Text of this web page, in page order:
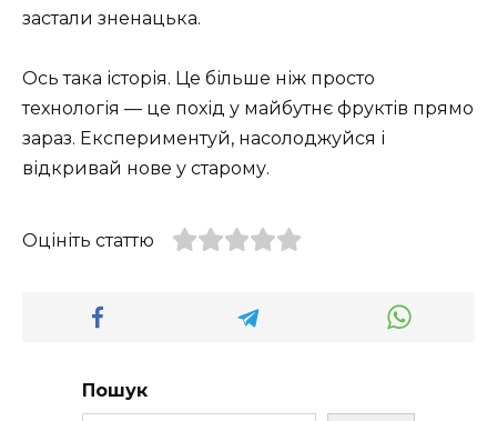
застали зненацька.
Ось така історія. Це більше ніж просто
технологія — це похід у майбутнє фруктів прямо
зараз. Експериментуй, насолоджуйся і
відкривай нове у старому.
Оцініть статтю
Пошук